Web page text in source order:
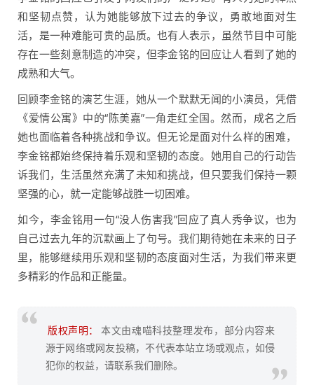
和坚韧点赞，认为她能够放下过去的争议，勇敢地面对生
活，是一种难能可贵的品质。也有人表示，虽然节目中可能
存在一些刻意制造的冲突，但李金铭的回应让人看到了她的
成熟和大气。
回顾李金铭的演艺生涯，她从一个默默无闻的小演员，凭借
《爱情公寓》中的“陈美嘉”一角走红全国。然而，成名之后
她也面临着各种挑战和争议。但无论是面对什么样的困难，
李金铭都始终保持着乐观和坚韧的态度。她用自己的行动告
诉我们，生活虽然充满了未知和挑战，但只要我们保持一颗
坚强的心，就一定能够战胜一切困难。
如今，李金铭用一句“没人伤害我”回应了真人秀争议，也为
自己过去九年的沉默画上了句号。我们期待她在未来的日子
里，能够继续用乐观和坚韧的态度面对生活，为我们带来更
多精彩的作品和正能量。
版权声明：
本文由魂喵科技整理发布，部分内容来
源于网络或网友投稿，不代表本站立场或观点，如侵
犯你的权益，请联系我们删除。